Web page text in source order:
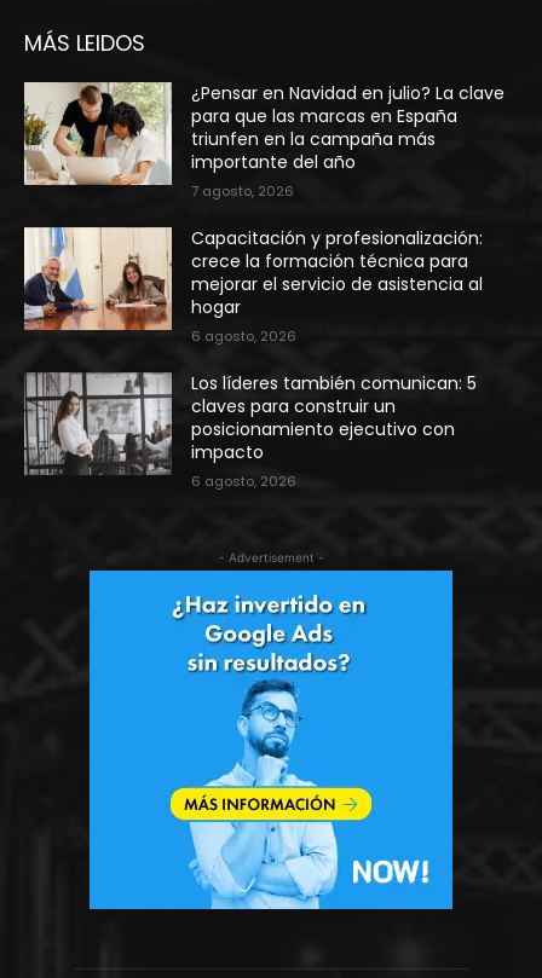
MÁS LEIDOS
¿Pensar en Navidad en julio? La clave
para que las marcas en España
triunfen en la campaña más
importante del año
7 agosto, 2026
Capacitación y profesionalización:
crece la formación técnica para
mejorar el servicio de asistencia al
hogar
6 agosto, 2026
Los líderes también comunican: 5
claves para construir un
posicionamiento ejecutivo con
impacto
6 agosto, 2026
- Advertisement -